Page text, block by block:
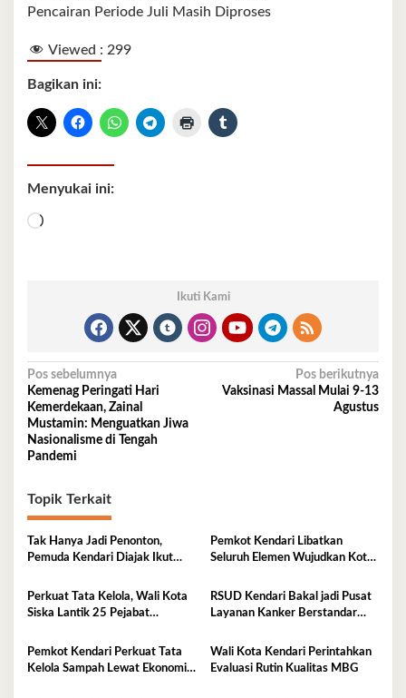
Pencairan Periode Juli Masih Diproses
Viewed : 299
Bagikan ini:
Menyukai ini:
Memuat...
Ikuti Kami
Navigasi
pos
Pos sebelumnya
Kemenag Peringati Hari
Kemerdekaan, Zainal
Mustamin: Menguatkan Jiwa
Nasionalisme di Tengah
Pandemi
Pos berikutnya
Vaksinasi Massal Mulai 9-13
Agustus
Topik Terkait
Tak Hanya Jadi Penonton,
Pemuda Kendari Diajak Ikut
Pemkot Kendari Libatkan
Seluruh Elemen Wujudkan Kota
Perkuat Tata Kelola, Wali Kota
Siska Lantik 25 Pejabat
RSUD Kendari Bakal jadi Pusat
Layanan Kanker Berstandar
Pemkot Kendari Perkuat Tata
Kelola Sampah Lewat Ekonomi
Wali Kota Kendari Perintahkan
Evaluasi Rutin Kualitas MBG